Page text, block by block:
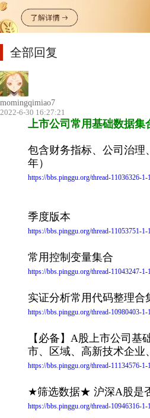
全部回复
momingqimiao7
2022-6-30 16:27:21
上市公司常用基础数据集
包含财务指标、公司治理
年）
https://bbs.pinggu.org/thread-11036326-1-
季度版本
https://bbs.pinggu.org/thread-11053751-1-
常用控制变量集合
https://bbs.pinggu.org/thread-11043247-1-
实证分析常用代码整理合
https://bbs.pinggu.org/thread-10980403-1-
【必备】A股上市公司基
市、区域、高新技术企业
https://bbs.pinggu.org/thread-11134576-1-
★筛选数据★ 沪深A股是
https://bbs.pinggu.org/thread-10946316-1-